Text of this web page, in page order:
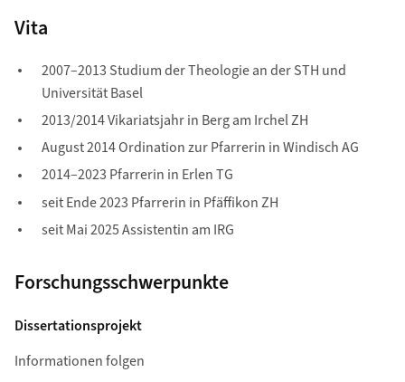
Vita
2007–2013 Studium der Theologie an der STH und
Universität Basel
2013/2014 Vikariatsjahr in Berg am Irchel ZH
August 2014 Ordination zur Pfarrerin in Windisch AG
2014–2023 Pfarrerin in Erlen TG
seit Ende 2023 Pfarrerin in Pfäffikon ZH
seit Mai 2025 Assistentin am IRG
Forschungsschwerpunkte
Dissertationsprojekt
Informationen folgen